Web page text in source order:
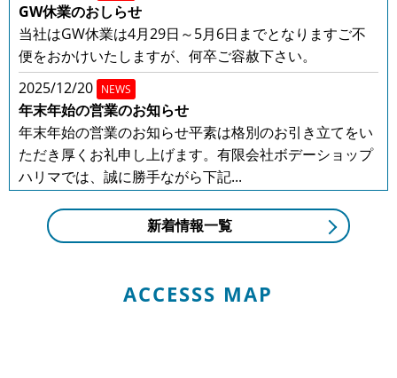
GW休業のおしらせ
当社はGW休業は4月29日～5月6日までとなりますご不
便をおかけいたしますが、何卒ご容赦下さい。
2025/12/20 NEWS
年末年始の営業のお知らせ
年末年始の営業のお知らせ平素は格別のお引き立てをい
ただき厚くお礼申し上げます。有限会社ボデーショップ
ハリマでは、誠に勝手ながら下記...
2025/08/01 NEWS
夏季休業のお知らせ
ら下記日程を夏季休業とさせてい...
新着情報一覧
ACCESSS MAP